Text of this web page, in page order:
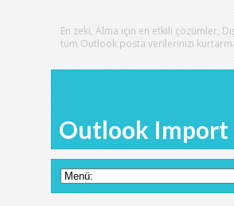
En zeki, Alma için en etkili çözümler,
tüm Outlook posta verilerinizi
Outlook Import